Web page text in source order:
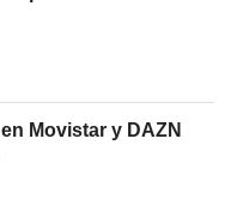
Movistar y DAZN